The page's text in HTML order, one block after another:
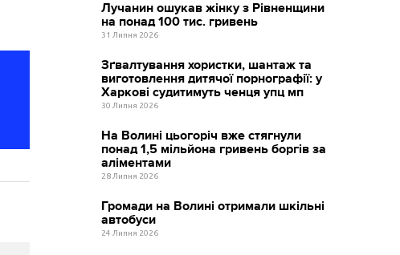
Лучанин ошукав жінку з Рівненщини
на понад 100 тис. гривень
31 Липня 2026
Зґвалтування хористки, шантаж та
виготовлення дитячої порнографії: у
Харкові судитимуть ченця упц мп
30 Липня 2026
На Волині цьогоріч вже стягнули
понад 1,5 мільйона гривень боргів за
аліментами
28 Липня 2026
Громади на Волині отримали шкільні
автобуси
24 Липня 2026